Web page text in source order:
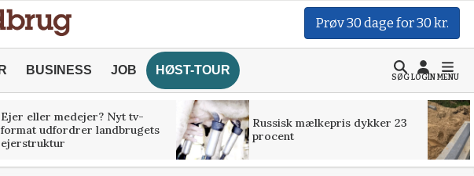
Prøv 30 dage for 30 kr.
BUSINESS JOB HØST-TOUR
SØGLOGINMENU
Ejer eller medejer? Nyt tv-
format udfordrer landbrugets
ejerstruktur
Russisk mælkepris dykker 23
procent